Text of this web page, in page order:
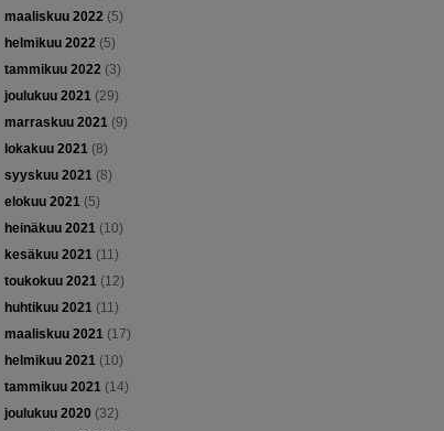
maaliskuu 2022(5)
helmikuu 2022(5)
tammikuu 2022(3)
joulukuu 2021(29)
marraskuu 2021(9)
lokakuu 2021(8)
syyskuu 2021(8)
elokuu 2021(5)
heinäkuu 2021(10)
kesäkuu 2021(11)
toukokuu 2021(12)
huhtikuu 2021(11)
maaliskuu 2021(17)
helmikuu 2021(10)
tammikuu 2021(14)
joulukuu 2020 (32)